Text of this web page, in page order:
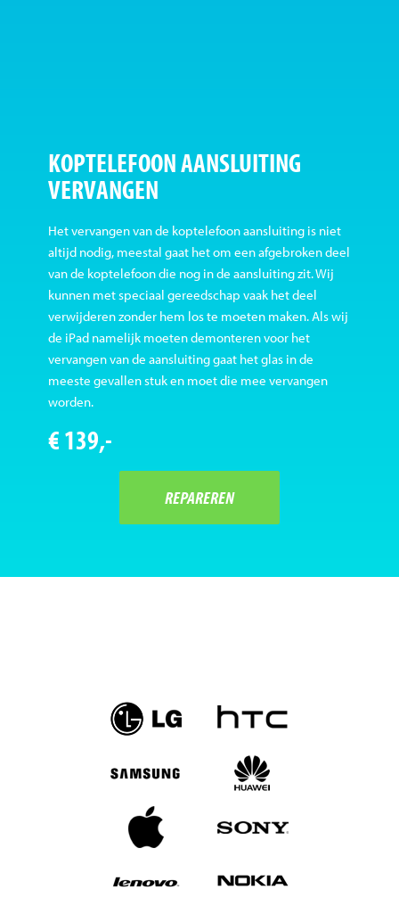
KOPTELEFOON AANSLUITING
VERVANGEN
Het vervangen van de koptelefoon aansluiting is niet
altijd nodig, meestal gaat het om een afgebroken deel
van de koptelefoon die nog in de aansluiting zit. Wij
kunnen met speciaal gereedschap vaak het deel
verwijderen zonder hem los te moeten maken. Als wij
de iPad namelijk moeten demonteren voor het
vervangen van de aansluiting gaat het glas in de
meeste gevallen stuk en moet die mee vervangen
worden.
€ 139,-
REPAREREN